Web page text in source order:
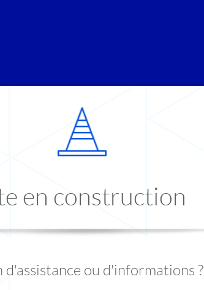
en construction
d'assistance ou d'informations ?